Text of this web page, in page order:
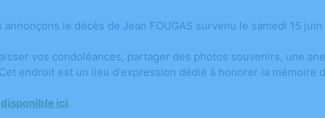
le décès de Jean FOUGAS survenu le samedi 15
vos condoléances, partager des photos souvenirs, une
endroit est un lieu d'expression dédié à honorer la mémoire
disponible ici.